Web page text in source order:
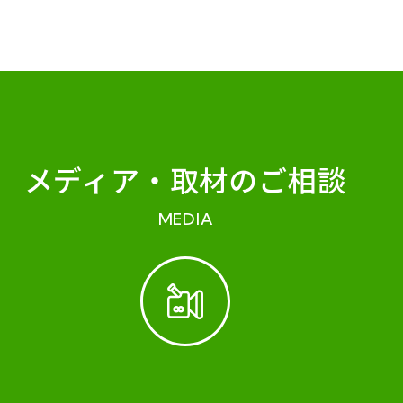
メディア・ 取材のご相談
MEDIA